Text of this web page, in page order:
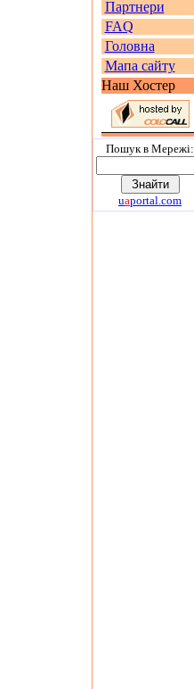
Партнери
FAQ
Головна
Мапа сайту
Наш Хостер
Пошук в Мережi:
uaportal.com